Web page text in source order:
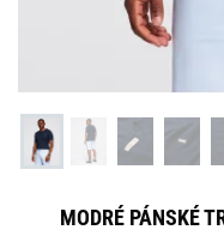
MODRÉ PÁNSKÉ